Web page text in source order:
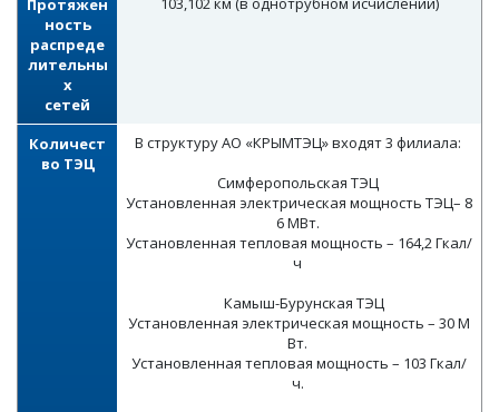
Протяжен
ность
распреде
лительны
х
сетей
Количест
во ТЭЦ
В структуру АО «КРЫМТЭЦ» входят 3 филиала:
Симферопольская ТЭЦ
Установленная электрическая мощность ТЭЦ– 8
6 МВт.
Установленная тепловая мощность – 164,2 Гкал/
ч
Камыш-Бурунская ТЭЦ
Установленная электрическая мощность – 30 М
Вт.
Установленная тепловая мощность – 103 Гкал/
ч.